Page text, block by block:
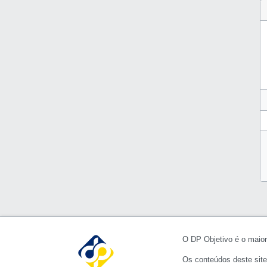
O DP Objetivo é o
Os conteúdos deste